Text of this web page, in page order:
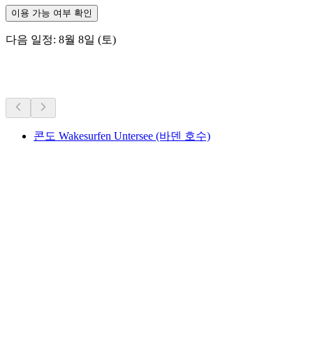
이용 가능 여부 확인
다음 일정: 8월 8일 (토)
콘도 Wakesurfen Untersee (바덴 호수)